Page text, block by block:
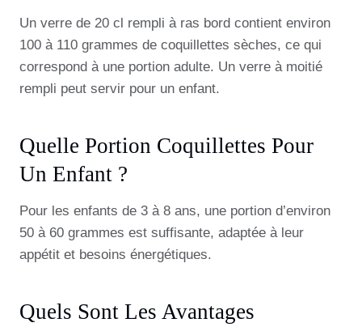
Un verre de 20 cl rempli à ras bord contient environ
100 à 110 grammes de coquillettes sèches, ce qui
correspond à une portion adulte. Un verre à moitié
rempli peut servir pour un enfant.
Quelle Portion Coquillettes Pour
Un Enfant ?
Pour les enfants de 3 à 8 ans, une portion d’environ
50 à 60 grammes est suffisante, adaptée à leur
appétit et besoins énergétiques.
Quels Sont Les Avantages